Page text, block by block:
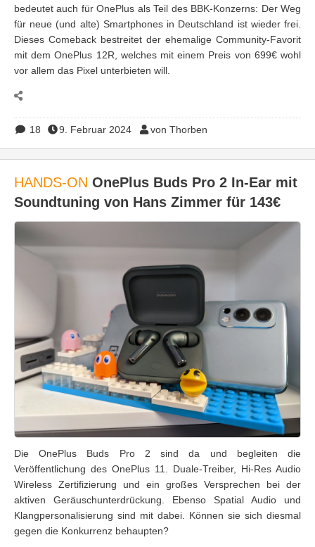
bedeutet auch für OnePlus als Teil des BBK-Konzerns: Der Weg
für neue (und alte) Smartphones in Deutschland ist wieder frei.
Dieses Comeback bestreitet der ehemalige Community-Favorit
mit dem OnePlus 12R, welches mit einem Preis von 699€ wohl
vor allem das Pixel unterbieten will.
18 9. Februar 2024 von Thorben
HANDS-ON OnePlus Buds Pro 2 In-Ear mit
Soundtuning von Hans Zimmer für 143€
Die OnePlus Buds Pro 2 sind da und begleiten die
Veröffentlichung des OnePlus 11. Duale-Treiber, Hi-Res Audio
Wireless Zertifizierung und ein großes Versprechen bei der
aktiven Geräuschunterdrückung. Ebenso Spatial Audio und
Klangpersonalisierung sind mit dabei. Können sie sich diesmal
gegen die Konkurrenz behaupten?